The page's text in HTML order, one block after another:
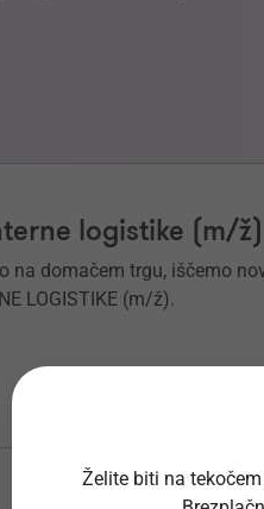
logistike (m/ž)
na domačem trgu, iščemo
LOGISTIKE (m/ž).
Želite biti na